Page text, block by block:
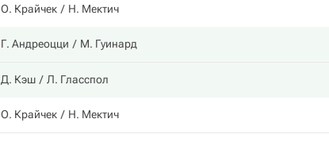
О. Крайчек Н. Мектич
Г. Андреоцци М. Гуинард
Д. Кэш Л. Гласспол
О. Крайчек Н. Мектич